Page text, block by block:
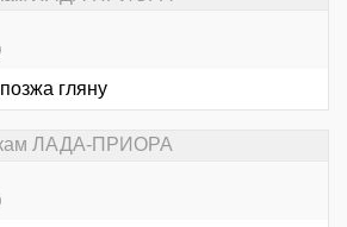
гляну
ЛАДА-ПРИОРА